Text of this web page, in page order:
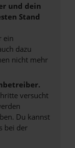
und dein
Stand
ein
dazu
nicht mehr
versucht
Du kannst
bei der